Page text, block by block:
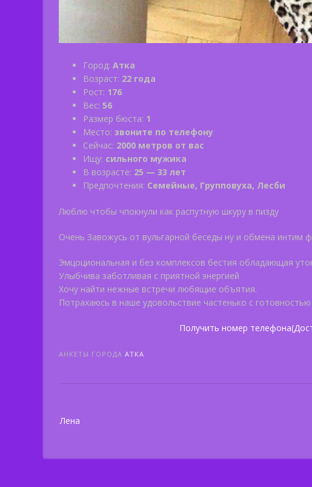
Город: Атка
Возраст: 22 года
Рост: 176
Вес: 56
Размер бюста: 1
Место: звоните по телефону
Сейчас: 2000 метров от вас
Ищу: сильного мужика
В возрасте: 25 — 33 лет
Предпочтения: Семейные, Групповуха, Лесби
Люблю чтобы чпокнули как распутную шкуру в пизду
Очень Завожусь от вульгарной беседы ну и обмена интим
Эмцоциональная и без комплексов бестия обладающая
Улыбчива заботливая с приятной энергией
Хочу найти нежные встречи любящие объятия.
Потрахаюсь в наше удовольствие частенько с
Получить номер
АНКЕТЫ ГОРОДА АТКА
navigation
Лена